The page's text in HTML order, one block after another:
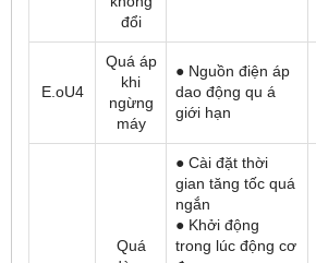
đổi
E.oU4
Quá áp
khi
ngừng
máy
● Nguồn điện áp
dao động qu á
giới hạn
Quá
● Cài đặt thời
gian tăng tốc quá
ngắn
● Khởi động
trong lúc động cơ